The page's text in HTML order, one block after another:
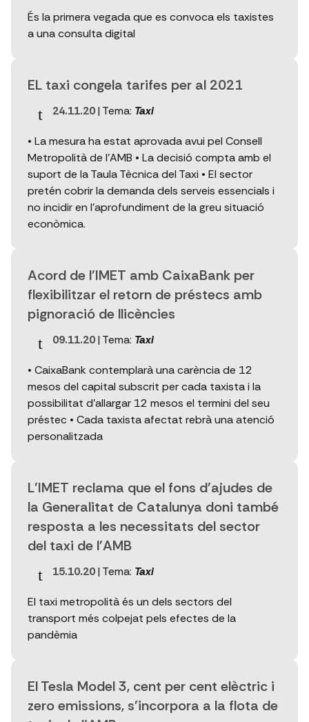
És la primera vegada que es convoca els taxistes
a una consulta digital
EL taxi congela tarifes per al 2021
24.11.20| Tema: Taxi
• La mesura ha estat aprovada avui pel Consell
Metropolità de l'AMB • La decisió compta amb el
suport de la Taula Tècnica del Taxi • El sector
pretén cobrir la demanda dels serveis essencials i
no incidir en l'aprofundiment de la greu situació
econòmica.
Acord de l'IMET amb CaixaBank per
flexibilitzar el retorn de préstecs amb
pignoració de llicències
09.11.20| Tema: Taxi
• CaixaBank contemplarà una carència de 12
mesos del capital subscrit per cada taxista i la
possibilitat d'allargar 12 mesos el termini del seu
préstec • Cada taxista afectat rebrà una atenció
personalitzada
L'IMET reclama que el fons d'ajudes de
la Generalitat de Catalunya doni també
resposta a les necessitats del sector
del taxi de l'AMB
15.10.20| Tema: Taxi
El taxi metropolità és un dels sectors del
transport més colpejat pels efectes de la
pandèmia
El Tesla Model 3, cent per cent elèctric i
zero emissions, s'incorpora a la flota de